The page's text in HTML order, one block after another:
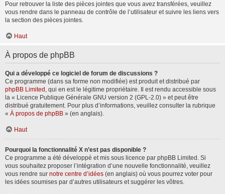
Pour retrouver la liste des pièces jointes que vous avez transférées, veuillez
vous rendre dans le panneau de contrôle de l’utilisateur et suivre les liens vers
la section des pièces jointes.
Haut
À propos de phpBB
Qui a développé ce logiciel de forum de discussions ?
Ce programme (dans sa forme non modifiée) est produit et distribué par
phpBB Limited , qui en est le légitime propriétaire. Il est rendu accessible sous
la « Licence Publique Générale GNU version 2 (GPL-2.0) » et peut être
distribué gratuitement. Pour plus d’informations, veuillez consulter la rubrique
« À propos de phpBB » (en anglais).
Haut
Pourquoi la fonctionnalité X n’est pas disponible ?
Ce programme a été développé et mis sous licence par phpBB Limited. Si
vous souhaitez proposer l’intégration d’une nouvelle fonctionnalité, veuillez
vous rendre sur notre centre d’idées (en anglais) où vous pourrez voter pour
les idées soumises par d’autres utilisateurs et suggérer les vôtres.